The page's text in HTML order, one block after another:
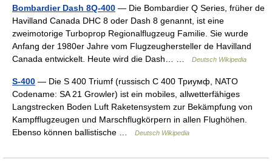
Bombardier Dash 8Q-400 — Die Bombardier Q Series, früher de
Havilland Canada DHC 8 oder Dash 8 genannt, ist eine
zweimotorige Turboprop Regionalflugzeug Familie. Sie wurde
Anfang der 1980er Jahre vom Flugzeughersteller de Havilland
Canada entwickelt. Heute wird die Dash… …
Deutsch Wikipedia
S-400 — Die S 400 Triumf (russisch C 400 Триумф, NATO
Codename: SA 21 Growler) ist ein mobiles, allwetterfähiges
Langstrecken Boden Luft Raketensystem zur Bekämpfung von
Kampfflugzeugen und Marschflugkörpern in allen Flughöhen.
Ebenso können ballistische …
Deutsch Wikipedia